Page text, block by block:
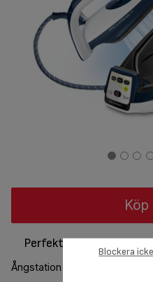
Köp
Perfekta resultat.
Ångstation med högt tryck
Blockera